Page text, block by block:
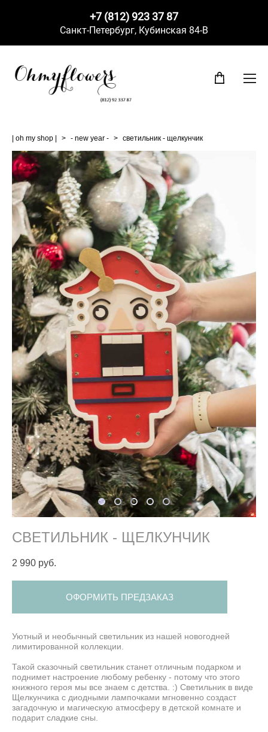
+7 (812) 923 37 87
Санкт-Петербург, Кубинская 84-В
| oh my shop | > - new year - > светильник - щелкунчик
СВЕТИЛЬНИК - ЩЕЛКУНЧИК
2 990 pуб.
ОФОРМИТЬ ПРЕДЗАКАЗ
Уютный и необычный светильник из нашей новогодней
лимитированной коллекции.
Такой сказочный светильник станет отличным подарком и
поднимет настроение любому ребенку - потому что этого
книжного героя мы все знаем с детства. :) Светильник в виде
Щелкунчика с диодными лампочками мгновенно создаст
загадочную и магическую атмосферу в детской комнате и
подарит сладкие сны.